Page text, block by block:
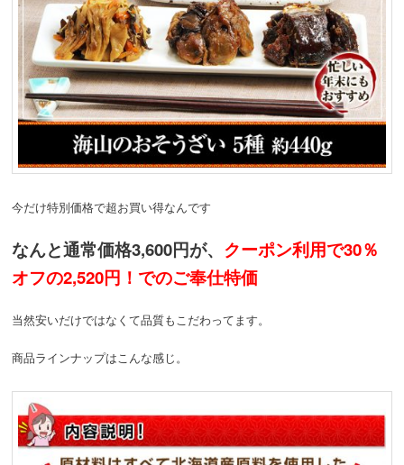
今だけ特別価格で超お買い得なんです
なんと通常価格3,600円が、 クーポン利用で30％
オフの2,520円！でのご奉仕特価
当然安いだけではなくて品質もこだわってます。
商品ラインナップはこんな感じ。